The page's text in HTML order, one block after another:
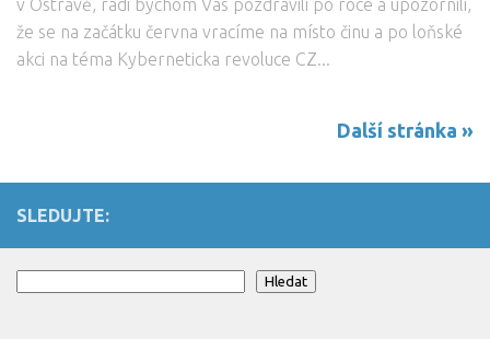
v Ostravě, rádi bychom Vás pozdravili po roce a upozornili,
že se na začátku června vracíme na místo činu a po loňské
akci na téma Kyberneticka revoluce CZ...
Další stránka »
SLEDUJTE:
Hledat